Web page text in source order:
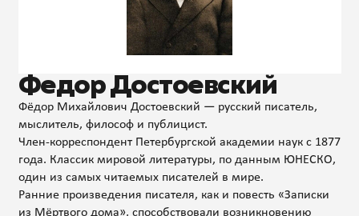
Федор Достоевский
Фёдор Михайлович Достоевский — русский писатель,
мыслитель, философ и публицист.
Член-корреспондент Петербургской академии наук с 1877
года. Классик мировой литературы, по данным ЮНЕСКО,
один из самых читаемых писателей в мире.
Ранние произведения писателя, как и повесть «Записки
из Мёртвого дома», способствовали возникновению